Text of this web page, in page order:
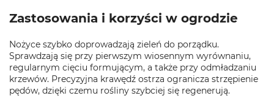
Zastosowania i korzyści w ogrodzie
Nożyce szybko doprowadzają zieleń do porządku.
Sprawdzają się przy pierwszym wiosennym wyrównaniu,
regularnym cięciu formującym, a także przy odmładzaniu
krzewów. Precyzyjna krawędź ostrza ogranicza strzępienie
pędów, dzięki czemu rośliny szybciej się regenerują.